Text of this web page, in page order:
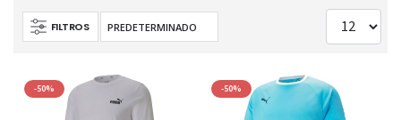
FILTROS
-50% -50%